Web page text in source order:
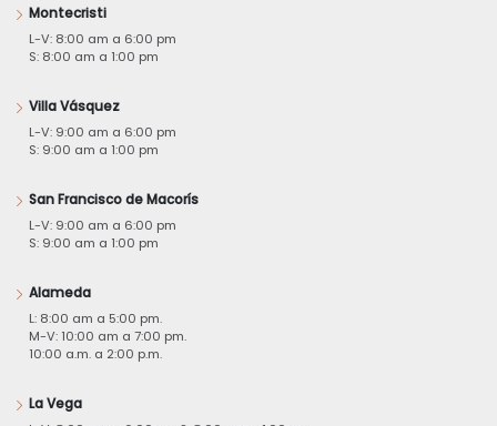
Montecristi
L-V: 8:00 am a 6:00 pm
S: 8:00 am a 1:00 pm
Villa Vásquez
L-V: 9:00 am a 6:00 pm
S: 9:00 am a 1:00 pm
San Francisco de Macorís
L-V: 9:00 am a 6:00 pm
S: 9:00 am a 1:00 pm
Alameda
L: 8:00 am a 5:00 pm.
M-V: 10:00 am a 7:00 pm.
10:00 a.m. a 2:00 p.m.
La Vega